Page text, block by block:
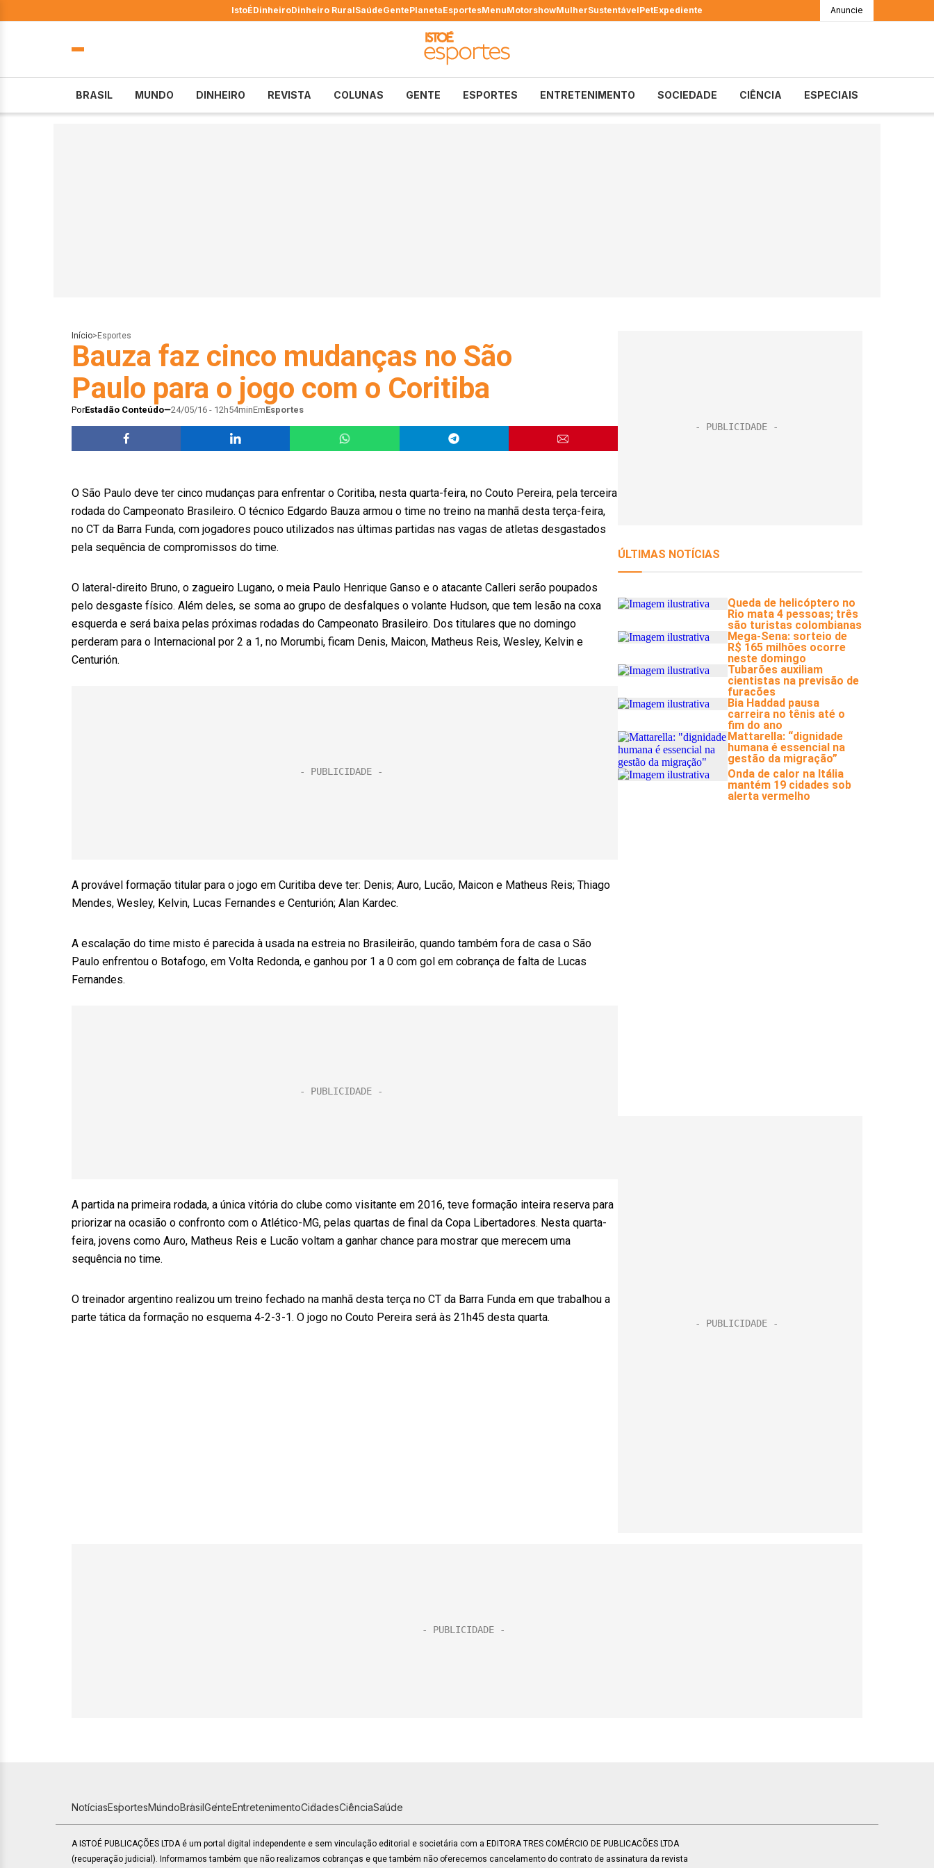
IstoÉDinheiroDinheiro RuralSaúdeGentePlanetaEsportesMenuMotorshowMulherSustentávelPetExpediente Anuncie
BRASIL MUNDO DINHEIRO REVISTA COLUNAS GENTE ESPORTES ENTRETENIMENTO SOCIEDADE CIÊNCIA ESPECIAIS
Início> Esportes
Bauza faz cinco mudanças no São
Paulo para o jogo com o Coritiba
PorEstadão Conteúdo 24/05/16 - 12h54minEmEsportes
O São Paulo deve ter cinco mudanças para enfrentar o Coritiba, nesta quarta-feira, no Couto Pereira, pela terceira
rodada do Campeonato Brasileiro. O técnico Edgardo Bauza armou o time no treino na manhã desta terça-feira,
no CT da Barra Funda, com jogadores pouco utilizados nas últimas partidas nas vagas de atletas desgastados
pela sequência de compromissos do time.
O lateral-direito Bruno, o zagueiro Lugano, o meia Paulo Henrique Ganso e o atacante Calleri serão poupados
pelo desgaste físico. Além deles, se soma ao grupo de desfalques o volante Hudson, que tem lesão na coxa
esquerda e será baixa pelas próximas rodadas do Campeonato Brasileiro. Dos titulares que no domingo
perderam para o Internacional por 2 a 1, no Morumbi, ficam Denis, Maicon, Matheus Reis, Wesley, Kelvin e
Centurión.
A provável formação titular para o jogo em Curitiba deve ter: Denis; Auro, Lucão, Maicon e Matheus Reis; Thiago
Mendes, Wesley, Kelvin, Lucas Fernandes e Centurión; Alan Kardec.
A escalação do time misto é parecida à usada na estreia no Brasileirão, quando também fora de casa o São
Paulo enfrentou o Botafogo, em Volta Redonda, e ganhou por 1 a 0 com gol em cobrança de falta de Lucas
Fernandes.
A partida na primeira rodada, a única vitória do clube como visitante em 2016, teve formação inteira reserva para
priorizar na ocasião o confronto com o Atlético-MG, pelas quartas de final da Copa Libertadores. Nesta quarta-
feira, jovens como Auro, Matheus Reis e Lucão voltam a ganhar chance para mostrar que merecem uma
sequência no time.
O treinador argentino realizou um treino fechado na manhã desta terça no CT da Barra Funda em que trabalhou a
parte tática da formação no esquema 4-2-3-1. O jogo no Couto Pereira será às 21h45 desta quarta.
NotíciasEsportesMundoBrasilGenteEntretenimentoCidadesCiênciaSaúde
A ISTOÉ PUBLICAÇÕES LTDA é um portal digital independente e sem vinculação editorial e societária com a EDITORA TRES COMÉRCIO DE PUBLICACÕES LTDA
(recuperação judicial). Informamos também que não realizamos cobranças e que também não oferecemos cancelamento do contrato de assinatura da revista